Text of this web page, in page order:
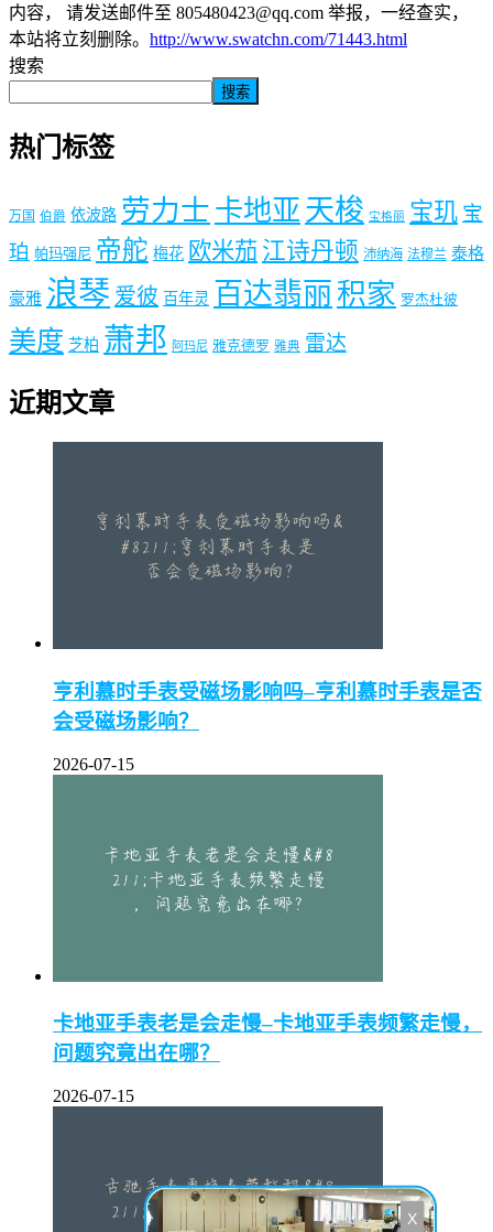
内容， 请发送邮件至 805480423@qq.com 举报，一经查实，
本站将立刻删除。 http://www.swatchn.com/71443.html
搜索
搜索
热门标签
万国 伯爵 依波路 劳力士 卡地亚 天梭 宝格丽 宝玑 宝
珀 帕玛强尼 帝舵 梅花 欧米茄 江诗丹顿 沛纳海 法穆兰 泰格
豪雅 浪琴 爱彼 百年灵 百达翡丽 积家 罗杰杜彼
美度 芝柏 萧邦 阿玛尼 雅克德罗 雅典 雷达
近期文章
亨利慕时手表受磁场影响吗–亨利慕时手表是否
会受磁场影响？
2026-07-15
卡地亚手表老是会走慢–卡地亚手表频繁走慢，
问题究竟出在哪？
2026-07-15
X